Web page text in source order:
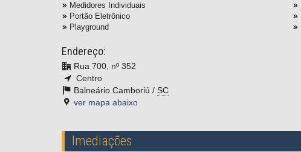
Medidores Individuais
Portão Eletrônico
Playground
Endereço:
Rua 700, nº 352
Centro
Balneário Camboriú / SC
ver mapa abaixo
Imediações